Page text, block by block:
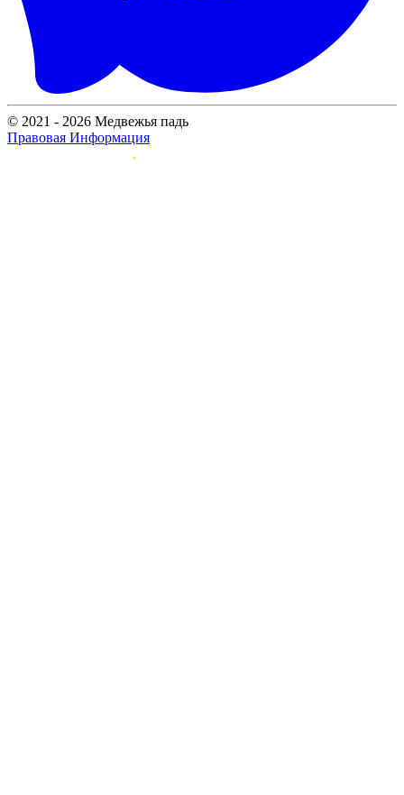
© 2021 - 2026 Медвежья падь
Правовая Информация